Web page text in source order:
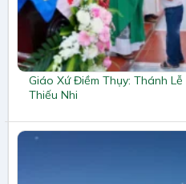
Giáo Xứ Điềm Thụy: Thánh
Thiếu Nhi